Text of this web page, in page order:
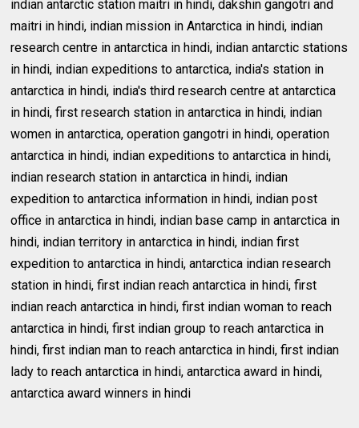
indian antarctic station maitri in hindi, dakshin gangotri and
maitri in hindi, indian mission in Antarctica in hindi, indian
research centre in antarctica in hindi, indian antarctic stations
in hindi, indian expeditions to antarctica, india's station in
antarctica in hindi, india's third research centre at antarctica
in hindi, first research station in antarctica in hindi, indian
women in antarctica, operation gangotri in hindi, operation
antarctica in hindi, indian expeditions to antarctica in hindi,
indian research station in antarctica in hindi, indian
expedition to antarctica information in hindi, indian post
office in antarctica in hindi, indian base camp in antarctica in
hindi, indian territory in antarctica in hindi, indian first
expedition to antarctica in hindi, antarctica indian research
station in hindi, first indian reach antarctica in hindi, first
indian reach antarctica in hindi, first indian woman to reach
antarctica in hindi, first indian group to reach antarctica in
hindi, first indian man to reach antarctica in hindi, first indian
lady to reach antarctica in hindi, antarctica award in hindi,
antarctica award winners in hindi